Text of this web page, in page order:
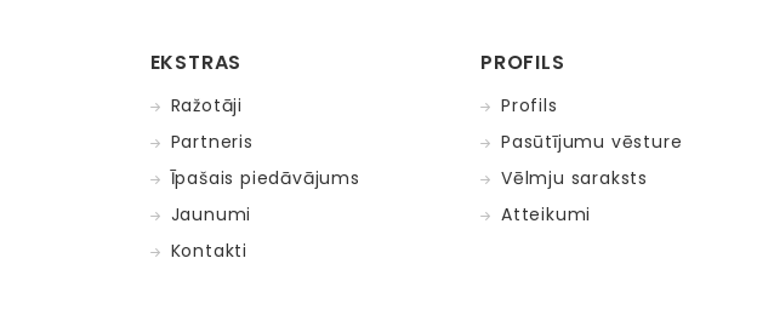
EKSTRAS
Ražotāji
Partneris
Īpašais piedāvājums
Jaunumi
Kontakti
PROFILS
Profils
Pasūtījumu vēsture
Vēlmju saraksts
Atteikumi